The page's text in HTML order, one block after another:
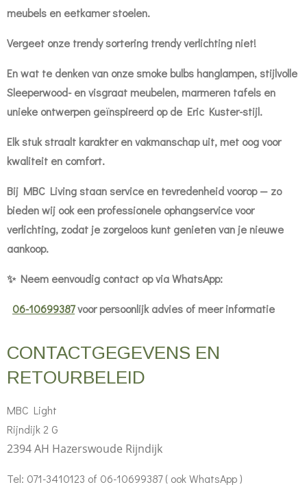
meubels en eetkamer stoelen.
Vergeet onze trendy sortering trendy verlichting niet!
En wat te denken van onze smoke bulbs hanglampen, stijlvolle
Sleeperwood- en visgraat meubelen, marmeren tafels en
unieke ontwerpen geïnspireerd op de Eric Kuster-stijl.
Elk stuk straalt karakter en vakmanschap uit, met oog voor
kwaliteit en comfort.
Bij MBC Living staan service en tevredenheid voorop — zo
bieden wij ook een professionele ophangservice voor
verlichting, zodat je zorgeloos kunt genieten van je nieuwe
aankoop.
✨ Neem eenvoudig contact op via WhatsApp:
06-10699387voor persoonlijk advies of meer informatie
CONTACTGEGEVENS EN
RETOURBELEID
MBC Light
Rijndijk 2 G
2394 AH Hazerswoude Rijndijk
Tel: 071-3410123 of 06-10699387 ( ook WhatsApp )